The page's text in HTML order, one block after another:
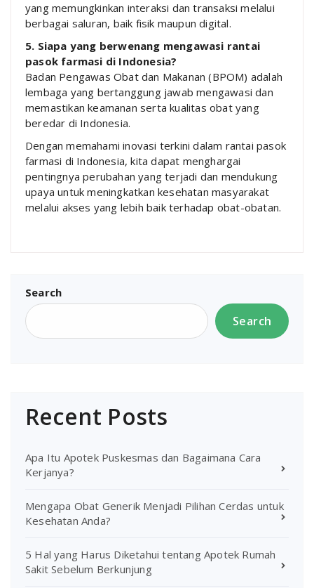
yang memungkinkan interaksi dan transaksi melalui
berbagai saluran, baik fisik maupun digital.
5. Siapa yang berwenang mengawasi rantai
pasok farmasi di Indonesia?
Badan Pengawas Obat dan Makanan (BPOM) adalah
lembaga yang bertanggung jawab mengawasi dan
memastikan keamanan serta kualitas obat yang
beredar di Indonesia.
Dengan memahami inovasi terkini dalam rantai pasok
farmasi di Indonesia, kita dapat menghargai
pentingnya perubahan yang terjadi dan mendukung
upaya untuk meningkatkan kesehatan masyarakat
melalui akses yang lebih baik terhadap obat-obatan.
Search
Search
Recent Posts
Apa Itu Apotek Puskesmas dan Bagaimana Cara
Kerjanya?
Mengapa Obat Generik Menjadi Pilihan Cerdas untuk
Kesehatan Anda?
5 Hal yang Harus Diketahui tentang Apotek Rumah
Sakit Sebelum Berkunjung